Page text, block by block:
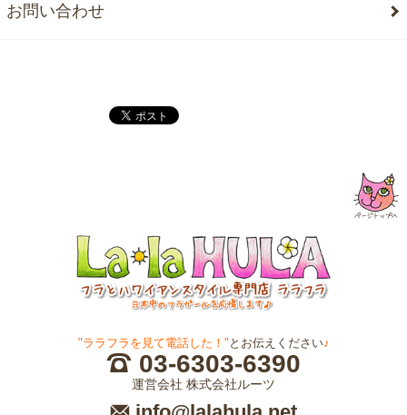
お問い合わせ
"ララフラを見て電話した！" とお伝えください♪
03-6303-6390
運営会社 株式会社ルーツ